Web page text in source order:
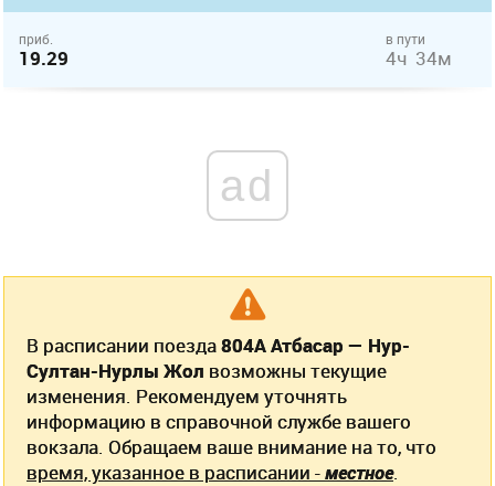
приб.
19.29
в пути
4ч 34м
ad
В расписании поезда804А Атбасар — Нур-
Султан-Нурлы Жол возможны текущие
изменения. Рекомендуем уточнять
информацию в справочной службе вашего
вокзала. Обращаем ваше внимание на то, что
время, указанное в расписании -местное.